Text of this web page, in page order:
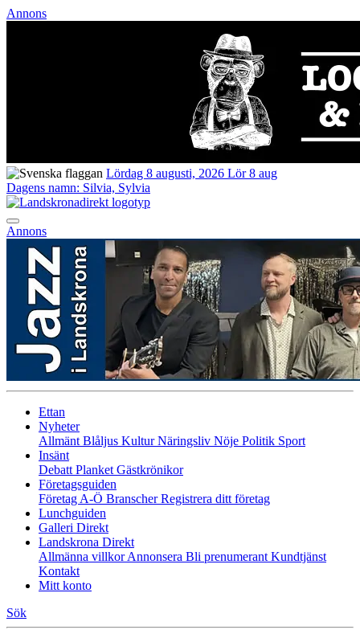
Annons
Lördag 8 augusti, 2026 Lör 8 aug
Dagens namn: Silvia, Sylvia
Annons
Ettan
Nyheter
Allmänt Blåljus KulturNäringsliv Nöje Politik Sport
Insänt
Debatt Planket Gästkrönikor
Företagsguiden
Företag A-Ö BranscherRegistrera ditt företag
Lunchguiden
Galleri Direkt
Landskrona Direkt
Allmänna villkorAnnonsera Bli prenumerant Kundtjänst
Kontakt
Mitt konto
Sök